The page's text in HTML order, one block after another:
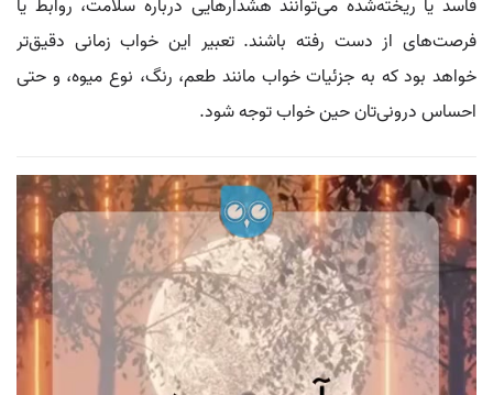
فاسد یا ریخته‌شده می‌توانند هشدارهایی درباره سلامت، روابط یا
فرصت‌های از دست رفته باشند. تعبیر این خواب زمانی دقیق‌تر
خواهد بود که به جزئیات خواب مانند طعم، رنگ، نوع میوه، و حتی
احساس درونی‌تان حین خواب توجه شود.